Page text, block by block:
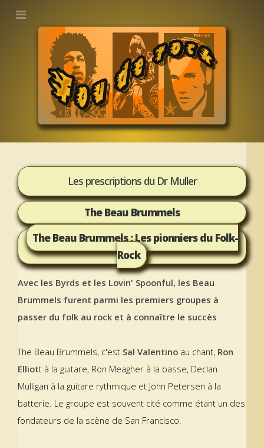
Les prescriptions du Dr Muller
The Beau Brummels
The Beau Brummels : Les pionniers du Folk-
Rock
Avec les Byrds et les Lovin' Spoonful, les Beau
Brummels furent parmi les premiers groupes à
passer du folk au rock et à connaître le succès
The Beau Brummels, c'est Sal Valentino au chant, Ron
Elliott à la guitare, Ron Meagher à la basse, Declan
Mulligan à la guitare rythmique et John Petersen à la
batterie. Le groupe est souvent cité comme étant un des
fondateurs de la scène de San Francisco.